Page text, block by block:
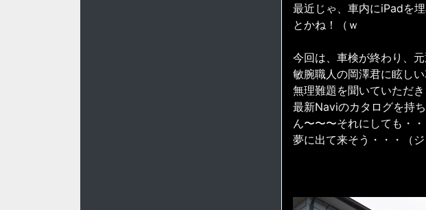
最近じゃ、車内にiPadを
とかね！（ｗ
今回は、車検が終わり、
敏腕職人の岡澤君に眩し
無理難題を聞いていただき
最新Naviのカタログを持
ん〜〜〜それにしても・
夢に出て来そう・・・（